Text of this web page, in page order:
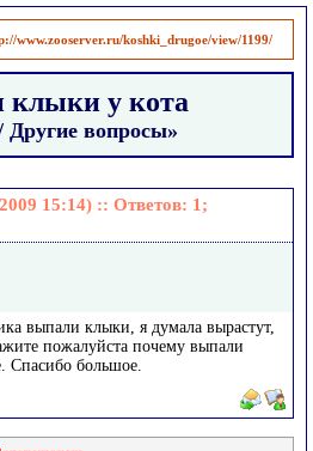
www.zooserver.ru/koshki_drugoe/view/1199/
клыки у кота
вопросы»
15:14) :: Ответов: 1 ;
выпали клыки, я думала вырастут,
пожалуйста почему выпали
Спасибо большое.